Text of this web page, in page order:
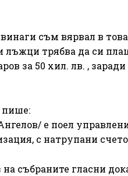
съм вярвал в
лъжци трябва да си
за 50 хил. лв. ,
пише:
е поел
с натрупани
събраните гласни